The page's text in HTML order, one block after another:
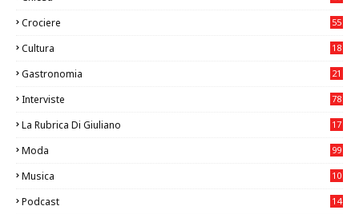
Crociere 55
Cultura
18
Gastronomia
21
Interviste 78
La Rubrica Di Giuliano
17
Moda 99
Musica
10
Podcast 14